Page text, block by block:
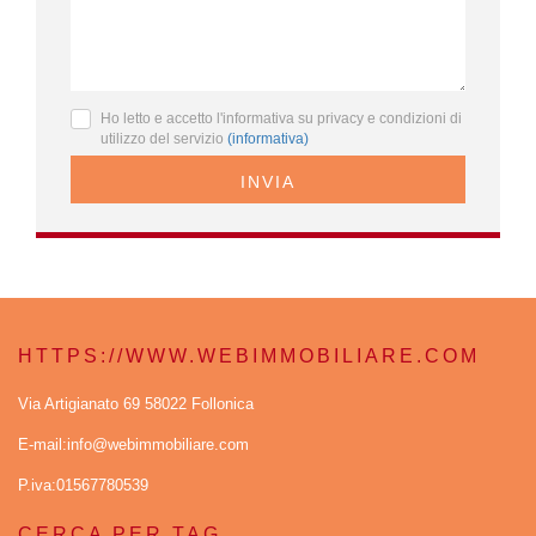
Ho letto e accetto l'informativa su privacy e condizioni di
utilizzo del servizio (informativa)
INVIA
HTTPS://WWW.WEBIMMOBILIARE.COM
Via Artigianato 69 58022 Follonica
E-mail:info@webimmobiliare.com
P.iva:01567780539